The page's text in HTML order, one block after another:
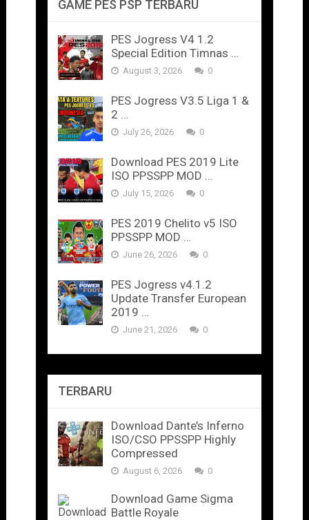
GAME PES PSP TERBARU
PES Jogress V4 1.2
Special Edition Timnas …
August 3, 2026 0
PES Jogress V3.5 Liga 1 &
2 …
July 26, 2026 0
Download PES 2019 Lite
ISO PPSSPP MOD …
July 15, 2026 0
PES 2019 Chelito v5 ISO
PPSSPP MOD …
June 26, 2026 0
PES Jogress v4.1.2
Update Transfer European
2019 …
June 21, 2026 0
TERBARU
Download Dante’s Inferno
ISO/CSO PPSSPP Highly
Compressed
August 6, 2026 0
Download Game Sigma
Battle Royale